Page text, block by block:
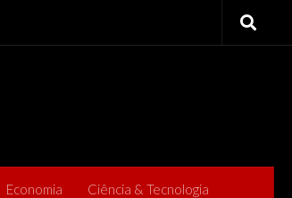
Economia Ciência & Tecnologia